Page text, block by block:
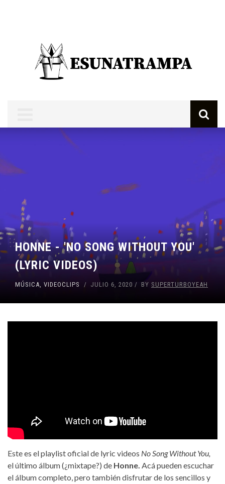
HONNE - 'NO SONG WITHOUT YOU'
(LYRIC VIDEOS)
MÚSICA VIDEOCLIPS JULIO 6, 2020 BY SUPERTURBOYEAH
Este es el playlist oficial de lyric videos No Song Without You,
el último álbum (¿mixtape?) de Honne. Acá pueden escuchar
el álbum completo, pero también disfrutar de los sencillos y